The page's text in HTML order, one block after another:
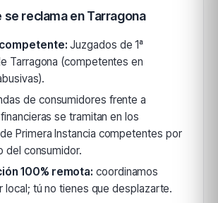
se reclama en Tarragona
Juzgados de 1ª
Tarragona (competentes en
de consumidores frente a
se tramitan en los
Primera Instancia competentes por
del consumidor.
100% remota: coordinamos
local; tú no tienes que desplazarte.